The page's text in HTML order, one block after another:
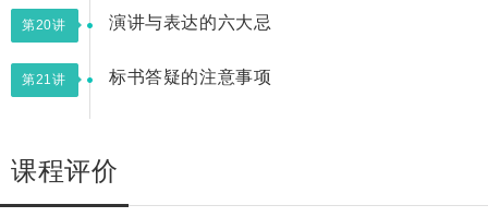
第20讲 演讲与表达的六大忌
第21讲 标书答疑的注意事项
课程评价